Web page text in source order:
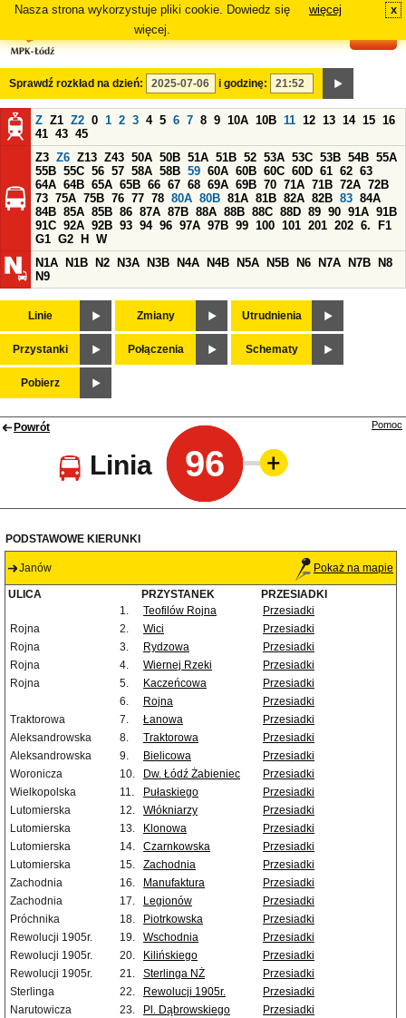
Nasza strona wykorzystuje pliki cookie. Dowiedz się
więcej.
więcej x
Sprawdź rozkład na dzień: i godzinę:
Z Z1 Z2 0 1 2 3 4 5 6 7 8 9 10A 10B 11 12 13 14 15 16
41 43 45
Z3 Z6 Z13 Z43 50A 50B 51A 51B 52 53A 53C 53B 54B 55A
55B 55C 56 57 58A 58B 59 60A 60B 60C 60D 61 62 63
64A 64B 65A 65B 66 67 68 69A 69B 70 71A 71B 72A 72B
73 75A 75B 76 77 78 80A 80B 81A 81B 82A 82B 83 84A
84B 85A 85B 86 87A 87B 88A 88B 88C 88D 89 90 91A 91B
91C 92A 92B 93 94 96 97A 97B 99 100 101 201 202 6.
F1
G1 G2 H
W
N1A
N1B N2 N3A N3B N4A N4B N5A N5B N6 N7A N7B
N8
N9
Linie Zmiany Utrudnienia
Przystanki Połączenia Schematy
Pobierz
Powrót
Linia 96
Pomoc
PODSTAWOWE KIERUNKI
Janów Pokaż na mapie
ULICA PRZYSTANEK
PRZESIADKI
1.
Teofilów Rojna
Przesiadki
Rojna
2. Wici
Przesiadki
Rojna
3. Rydzowa
Przesiadki
Rojna
4. Wiernej Rzeki
Przesiadki
Rojna
5. Kaczeńcowa
Przesiadki
6.
Rojna
Przesiadki
Traktorowa
7. Łanowa
Przesiadki
Aleksandrowska
8. Traktorowa
Przesiadki
Aleksandrowska
9. Bielicowa
Przesiadki
Woronicza
10. Dw. Łódź Żabieniec
Przesiadki
Wielkopolska
11. Pułaskiego
Przesiadki
Lutomierska
12. Włókniarzy
Przesiadki
Lutomierska
13. Klonowa
Przesiadki
Lutomierska
14. Czarnkowska
Przesiadki
Lutomierska
15. Zachodnia
Przesiadki
Zachodnia
16. Manufaktura
Przesiadki
Zachodnia
17. Legionów
Przesiadki
Próchnika
18. Piotrkowska
Przesiadki
Rewolucji 1905r.
19. Wschodnia
Przesiadki
Rewolucji 1905r.
20. Kilińskiego
Przesiadki
Rewolucji 1905r.
21. Sterlinga NŻ
Przesiadki
Sterlinga
22. Rewolucji 1905r.
Przesiadki
Narutowicza
23. Pl. Dąbrowskiego
Przesiadki